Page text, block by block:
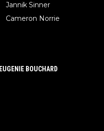
Jannik Sinner
Cameron Norrie
EUGENIE BOUCHARD